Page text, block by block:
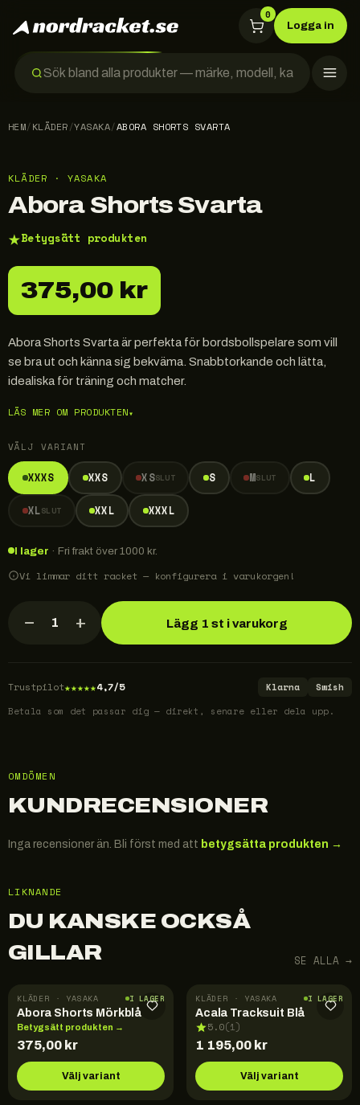
0
Logga in
HEM/KLÄDER/YASAKA/ABORA SHORTS SVARTA
KLÄDER · YASAKA
Abora Shorts Svarta
★Betygsätt produkten
375,00 kr
Abora Shorts Svarta är perfekta för bordsbollspelare som vill
se bra ut och känna sig bekväma. Snabbtorkande och lätta,
idealiska för träning och matcher.
LÄS MER OM PRODUKTEN▾
VÄLJ VARIANT
XXXS XXS XSSLUT S MSLUT L
XLSLUT XXL XXXL
I lager · Fri frakt över 1000 kr.
Vi limmar ditt racket — konfigurera i varukorgen!
− 1 + Lägg 1 st i varukorg
Trustpilot★★★★★4,7/5 Klarna
Swish
Betala som det passar dig — direkt, senare eller dela upp.
OMDÖMEN
KUNDRECENSIONER
Inga recensioner än. Bli först med att betygsätta produkten →
LIKNANDE
DU KANSKE OCKSÅ
GILLAR
SE ALLA →
KLÄDER · YASAKA I LAGER
Abora Shorts Mörkblå
Betygsätt produkten →
375,00 kr
Välj variant
KLÄDER · YASAKA I LAGER
Acala Tracksuit Blå
5.0(1)
1 195,00 kr
Välj variant